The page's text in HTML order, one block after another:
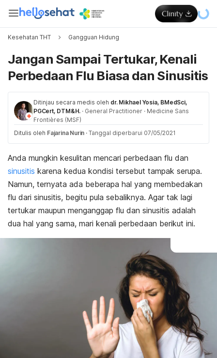
Kesehatan THT Gangguan Hidung
Jangan Sampai Tertukar, Kenali
Perbedaan Flu Biasa dan Sinusitis
Ditinjau secara medis oleh dr. Mikhael Yosia, BMedSci,
PGCert, DTM&H. · General Practitioner · Medicine Sans
Frontières (MSF)
Ditulis oleh Fajarina Nurin · Tanggal diperbarui 07/05/2021
Anda mungkin kesulitan mencari perbedaan flu dan
sinusitis karena kedua kondisi tersebut tampak serupa.
Namun, ternyata ada beberapa hal yang membedakan
flu dari sinusitis, begitu pula sebaliknya. Agar tak lagi
tertukar maupun menganggap flu dan sinusitis adalah
dua hal yang sama, mari kenali perbedaan berikut ini.